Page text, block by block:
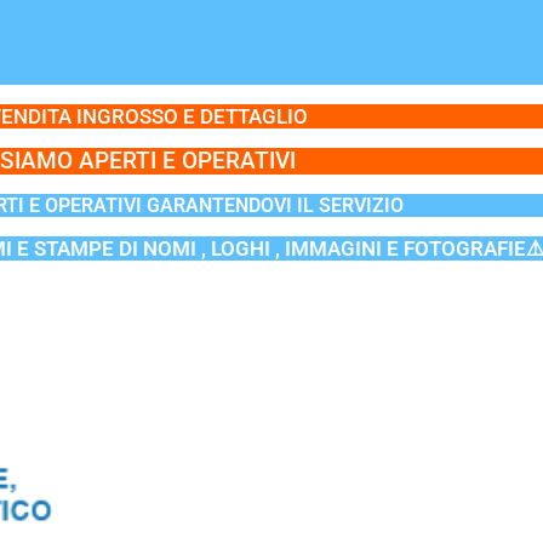
INGROSSO E DETTAGLIO
SIAMO APERTI E OPERATIVI
E OPERATIVI GARANTENDOVI IL SERVIZIO
E STAMPE DI NOMI , LOGHI , IMMAGINI E